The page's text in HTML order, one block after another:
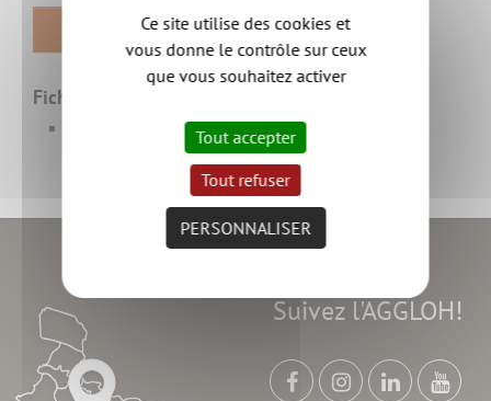
RETOUR
Fichiers associés
AfficheA3_AquaNight_Fever_2026_HD.pdf
Suivez l'AGGLOH!
Ce site utilise des cookies et
vous donne le contrôle sur ceux
que vous souhaitez activer
Tout accepter
Tout refuser
PERSONNALISER